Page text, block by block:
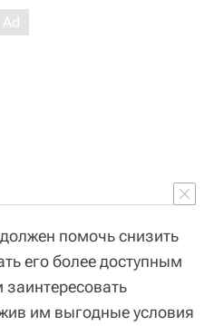
помочь снизить
его более доступным
им выгодные условия